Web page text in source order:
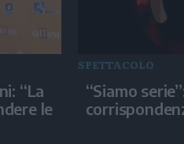
“La
le
SPETTACOLO
“Siamo